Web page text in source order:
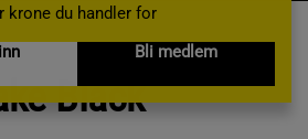
krone du handler for
Bli medlem
Black